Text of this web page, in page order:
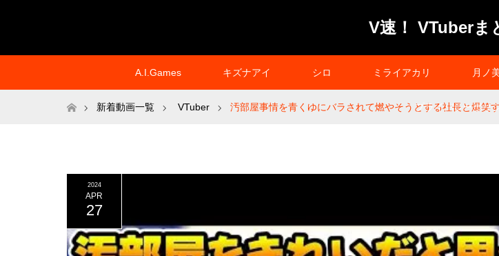
V速！ VTuberま
A.I.Games キズナアイ シロ ミライアカリ 月ノ
プライバシーポリ
ホーム新着動画一覧 VTuber 汚部屋事情を青くゆにバラされて燃やそうとする社長と爆笑
2024
APR
27